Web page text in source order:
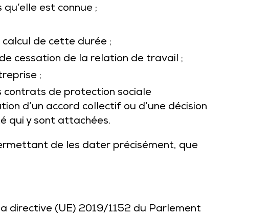
est connue ;
de cette durée ;
cessation de la relation de travail ;
;
contrats de protection sociale
d’un accord collectif ou d’une décision
qui y sont attachées.
de les dater précisément, que
(UE) 2019/1152 du Parlement